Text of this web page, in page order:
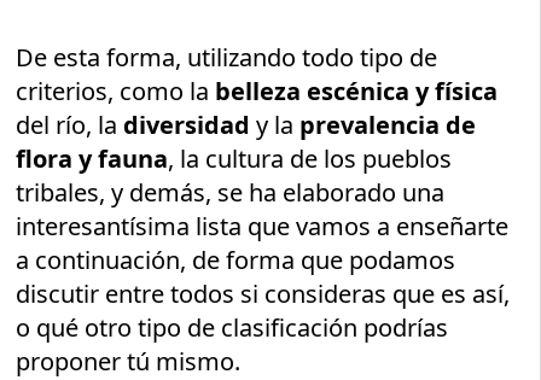
De esta forma, utilizando todo tipo de
criterios, como la belleza escénica y física
del río, la diversidad y la prevalencia de
flora y fauna, la cultura de los pueblos
tribales, y demás, se ha elaborado una
interesantísima lista que vamos a enseñarte
a continuación, de forma que podamos
discutir entre todos si consideras que es así,
o qué otro tipo de clasificación podrías
proponer tú mismo.